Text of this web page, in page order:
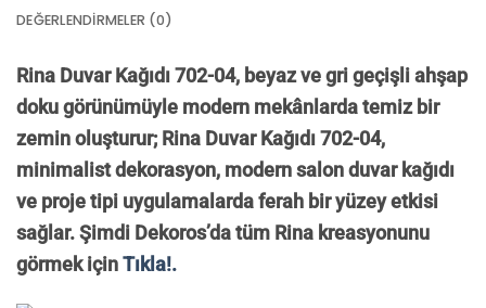
DEĞERLENDIRMELER (0)
Rina Duvar Kağıdı 702-04, beyaz ve gri geçişli ahşap
doku görünümüyle modern mekânlarda temiz bir
zemin oluşturur; Rina Duvar Kağıdı 702-04,
minimalist dekorasyon, modern salon duvar kağıdı
ve proje tipi uygulamalarda ferah bir yüzey etkisi
sağlar. Şimdi Dekoros’da tüm Rina kreasyonunu
görmek içinTıkla!.